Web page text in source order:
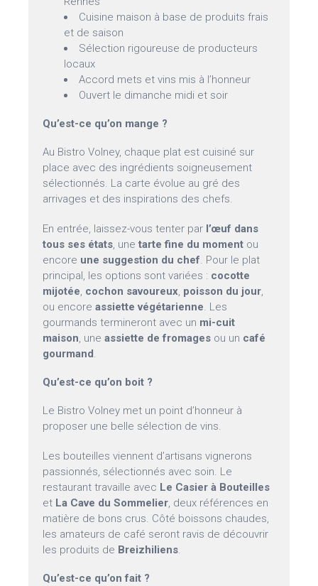
Cuisine maison à base de produits frais
et de saison
Sélection rigoureuse de producteurs
locaux
Accord mets et vins mis à l’honneur
Ouvert le dimanche midi et soir
Qu’est-ce qu’on mange ?
Au Bistro Volney, chaque plat est cuisiné sur
place avec des ingrédients soigneusement
sélectionnés. La carte évolue au gré des
arrivages et des inspirations des chefs.
En entrée, laissez-vous tenter par l’œuf dans
tous ses états, unetarte fine du moment ou
encore une suggestion du chef. Pour le plat
principal, les options sont variées : cocotte
mijotée, cochon savoureux, poisson du jour,
ou encoreassiette végétarienne. Les
gourmands termineront avec un mi-cuit
maison, uneassiette de fromages ou un café
gourmand.
Qu’est-ce qu’on boit ?
Le Bistro Volney met un point d’honneur à
proposer une belle sélection de vins.
Les bouteilles viennent d’artisans vignerons
passionnés, sélectionnés avec soin. Le
restaurant travaille avec Le Casier à Bouteilles
et La Cave du Sommelier, deux références en
matière de bons crus. Côté boissons chaudes,
les amateurs de café seront ravis de découvrir
les produits de Breizhiliens.
Qu’est-ce qu’on fait ?